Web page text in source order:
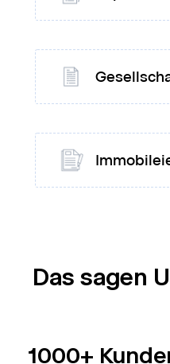
Das sagen
1000+